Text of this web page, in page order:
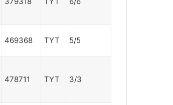
469368 TYT 5/5
478711 TYT 3/3